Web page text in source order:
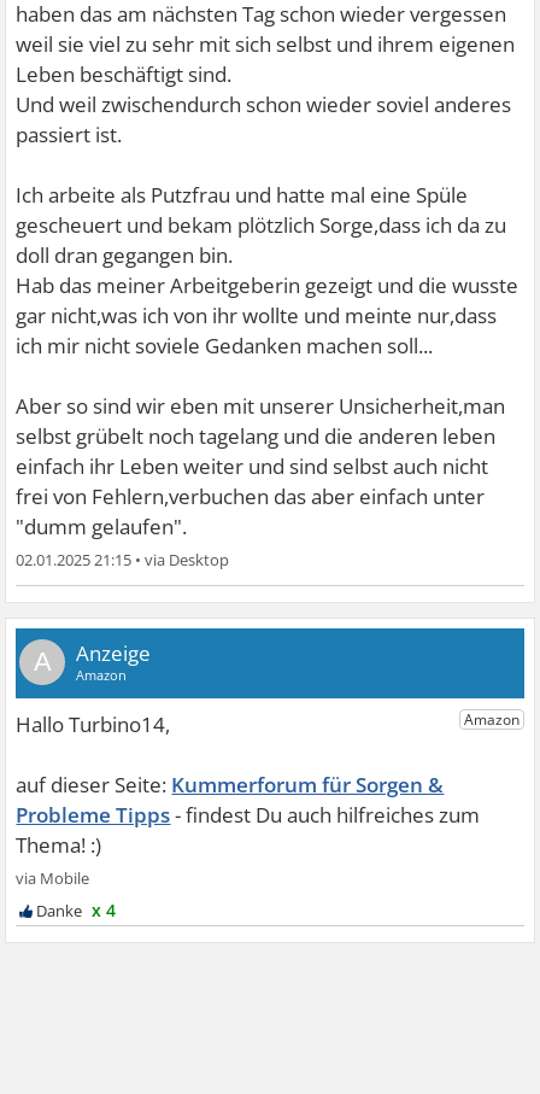
haben das am nächsten Tag schon wieder vergessen
weil sie viel zu sehr mit sich selbst und ihrem eigenen
Leben beschäftigt sind.
Und weil zwischendurch schon wieder soviel anderes
passiert ist.
Ich arbeite als Putzfrau und hatte mal eine Spüle
gescheuert und bekam plötzlich Sorge,dass ich da zu
doll dran gegangen bin.
Hab das meiner Arbeitgeberin gezeigt und die wusste
gar nicht,was ich von ihr wollte und meinte nur,dass
ich mir nicht soviele Gedanken machen soll...
Aber so sind wir eben mit unserer Unsicherheit,man
selbst grübelt noch tagelang und die anderen leben
einfach ihr Leben weiter und sind selbst auch nicht
frei von Fehlern,verbuchen das aber einfach unter
"dumm gelaufen".
02.01.2025 21:15 •
A
Kummerforum für Sorgen &
Probleme Tipps
x 4